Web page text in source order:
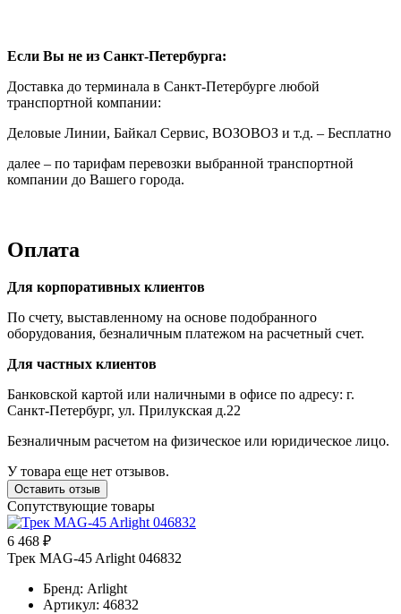
Если Вы не из Санкт-Петербурга:
Доставка до терминала в Санкт-Петербурге любой
транспортной компании:
Деловые Линии, Байкал Сервис, ВОЗОВОЗ и т.д. – Бесплатно
далее – по тарифам перевозки выбранной транспортной
компании до Вашего города.
Оплата
Для корпоративных клиентов
По счету, выставленному на основе подобранного
оборудования, безналичным платежом на расчетный счет.
Для частных клиентов
Банковской картой или наличными в офисе по адресу: г.
Санкт-Петербург, ул. Прилукская д.22
Безналичным расчетом на физическое или юридическое лицо.
У товара еще нет отзывов.
Оставить отзыв
Сопутствующие товары
6 468 ₽
Трек MAG-45 Arlight 046832
Бренд: Arlight
Артикул: 46832